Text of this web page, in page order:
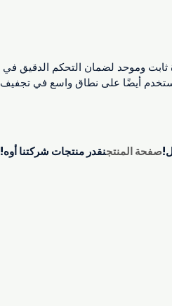
وموحد لضمان التحكم الدقيق في
يستخدم أيضًا على نطاق واسع في تجفيف
صفحة المنتجنقدر منتجات شركتنا أوه!